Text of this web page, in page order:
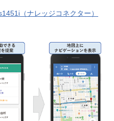
（ナレッジコネクター）